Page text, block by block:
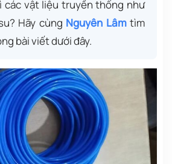
các vật liệu truyền thống như
Hãy cùng Nguyên Lâmtìm
bài viết dưới đây.